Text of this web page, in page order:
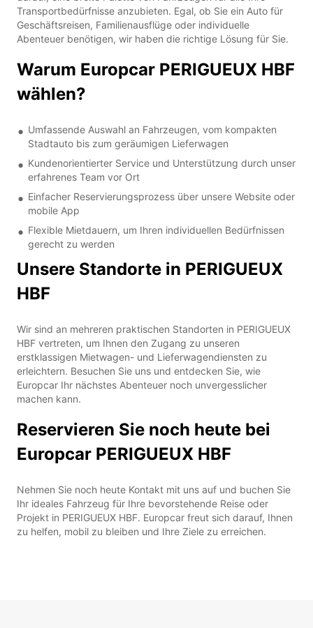
Transportbedürfnisse anzubieten. Egal, ob Sie ein Auto für
Geschäftsreisen, Familienausflüge oder individuelle
Abenteuer benötigen, wir haben die richtige Lösung für Sie.
Warum Europcar PERIGUEUX HBF
wählen?
Umfassende Auswahl an Fahrzeugen, vom kompakten
Stadtauto bis zum geräumigen Lieferwagen
Kundenorientierter Service und Unterstützung durch unser
erfahrenes Team vor Ort
Einfacher Reservierungsprozess über unsere Website oder
mobile App
Flexible Mietdauern, um Ihren individuellen Bedürfnissen
gerecht zu werden
Unsere Standorte in PERIGUEUX
HBF
Wir sind an mehreren praktischen Standorten in PERIGUEUX
HBF vertreten, um Ihnen den Zugang zu unseren
erstklassigen Mietwagen- und Lieferwagendiensten zu
erleichtern. Besuchen Sie uns und entdecken Sie, wie
Europcar Ihr nächstes Abenteuer noch unvergesslicher
machen kann.
Reservieren Sie noch heute bei
Europcar PERIGUEUX HBF
Nehmen Sie noch heute Kontakt mit uns auf und buchen Sie
Ihr ideales Fahrzeug für Ihre bevorstehende Reise oder
Projekt in PERIGUEUX HBF. Europcar freut sich darauf, Ihnen
zu helfen, mobil zu bleiben und Ihre Ziele zu erreichen.